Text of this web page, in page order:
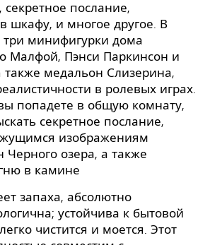
послание,
шкафу, и многое другое. В
три минифигурки дома
Малфой, Пэнси Паркинсон и
также медальон Слизерина,
в ролевых играх.
попадете в общую комнату,
секретное послание,
изображениям
Черного озера, а также
в камине
запаха, абсолютно
устойчива к бытовой
чистится и моется. Этот